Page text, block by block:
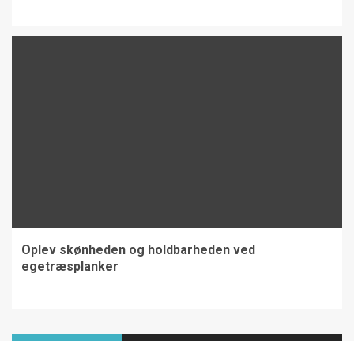
Oplev skønheden og holdbarheden ved
egetræsplanker